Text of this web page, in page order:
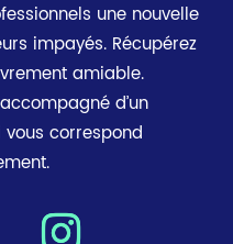
une nouvelle
impayés. Récupérez
amiable.
d’un
vous correspond